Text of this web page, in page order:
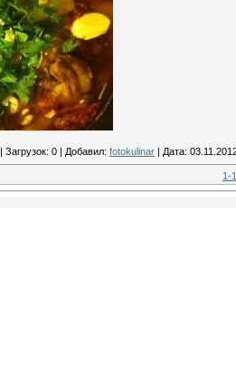
| Загрузок: 0 | Добавил: fotokulinar | Дата:
1-